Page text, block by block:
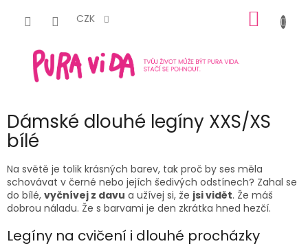
CZK
KOŠÍK
Dámské dlouhé legíny XXS/XS
bílé
Na světě je tolik krásných barev, tak proč by ses měla
schovávat v černé nebo jejích šedivých odstínech? Zahal se
do bílé, vyčnívej z davu a užívej si, že jsi vidět. Že máš
dobrou náladu. Že s barvami je den zkrátka hned hezčí.
Legíny na cvičení i dlouhé procházky